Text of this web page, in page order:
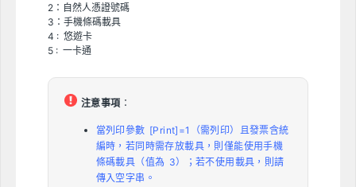
2：自然人憑證號碼
3：手機條碼載具
4 : 悠遊卡
5 : 一卡通
注意事項 ：
當列印參數 [Print]=1（需列印）且發票含統
編時，若同時需存放載具，則僅能使用手機
條碼載具（值為 3）；若不使用載具，則請
傳入空字串。